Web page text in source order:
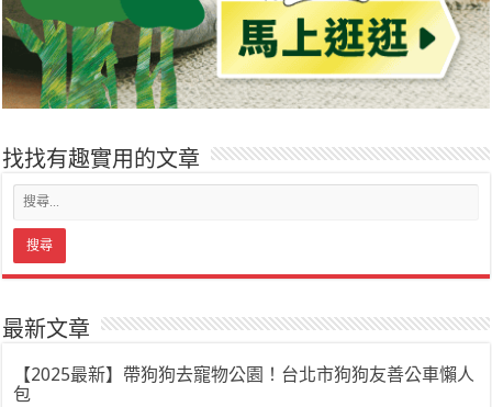
找找有趣實用的文章
最新文章
【2025最新】帶狗狗去寵物公園！台北市狗狗友善公車懶人
包